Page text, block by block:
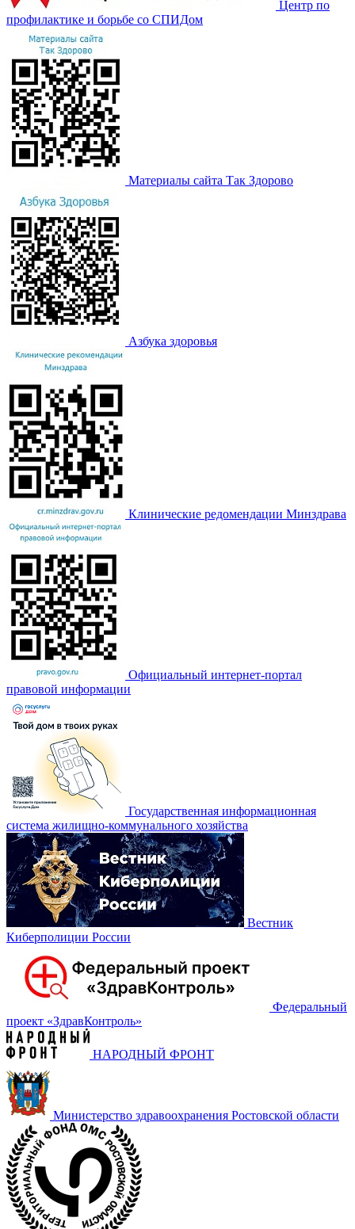
Центр по
профилактике и борьбе со СПИДом
Материалы сайта Так Здорово
Азбука здоровья
Клинические редомендации Минздрава
Официальный интернет-портал
правовой информации
Государственная информационная
система жилищно-коммунального хозяйства
Вестник
Киберполиции России
Федеральный
проект «‎ЗдравКонтроль»
НАРОДНЫЙ ФРОНТ
Министерство здравоохранения Ростовской области